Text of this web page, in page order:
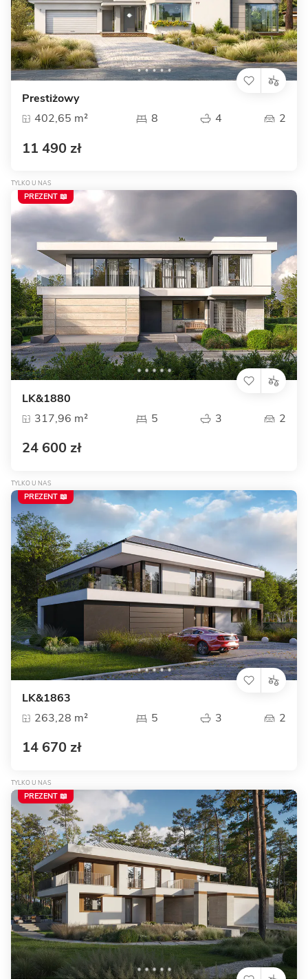
Prestiżowy
402,65 m²
8 4 2
11 490 zł
TYLKO U NAS
LK&1880
317,96 m²
5 3 2
24 600 zł
PREZENT 📖
TYLKO U NAS
LK&1863
263,28 m²
5 3 2
14 670 zł
PREZENT 📖
TYLKO U NAS
PREZENT 📖